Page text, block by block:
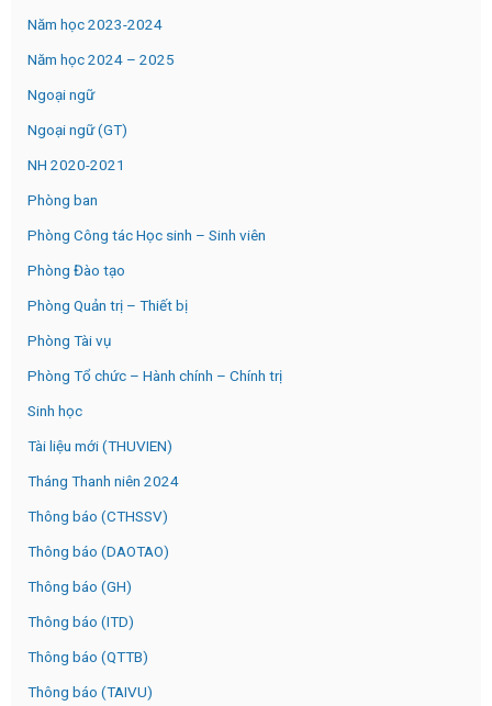
Năm học 2023-2024
Năm học 2024 – 2025
Ngoại ngữ
Ngoại ngữ (GT)
NH 2020-2021
Phòng ban
Phòng Công tác Học sinh – Sinh viên
Phòng Đào tạo
Phòng Quản trị – Thiết bị
Phòng Tài vụ
Phòng Tổ chức – Hành chính – Chính trị
Sinh học
Tài liệu mới (THUVIEN)
Tháng Thanh niên 2024
Thông báo (CTHSSV)
Thông báo (DAOTAO)
Thông báo (GH)
Thông báo (ITD)
Thông báo (QTTB)
Thông báo (TAIVU)